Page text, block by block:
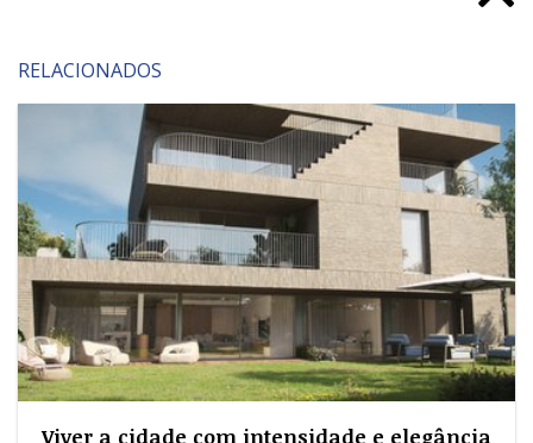
RELACIONADOS
Viver a cidade com intensidade e elegância